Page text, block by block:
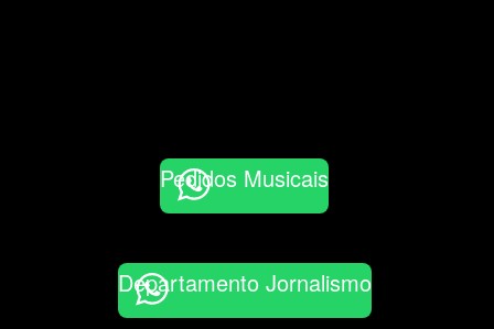
Pedidos Musicais
Departamento Jornalismo